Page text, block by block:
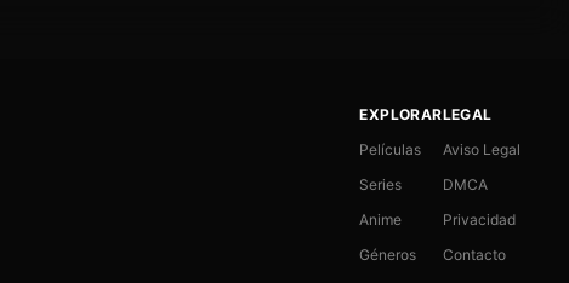
EXPLORAR
Películas
Series
Anime
Géneros
LEGAL
Aviso Legal
DMCA
Privacidad
Contacto